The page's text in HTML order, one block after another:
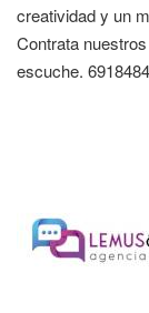
creatividad y un
Contrata
escuche.